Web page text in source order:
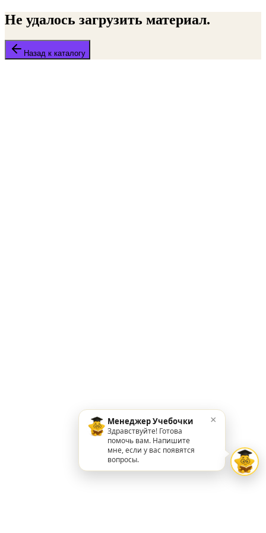
Не удалось загрузить материал.
Назад к каталогу
Менеджер Учебочки
Здравствуйте! Готова
помочь вам. Напишите
мне, если у вас появятся
вопросы.
×